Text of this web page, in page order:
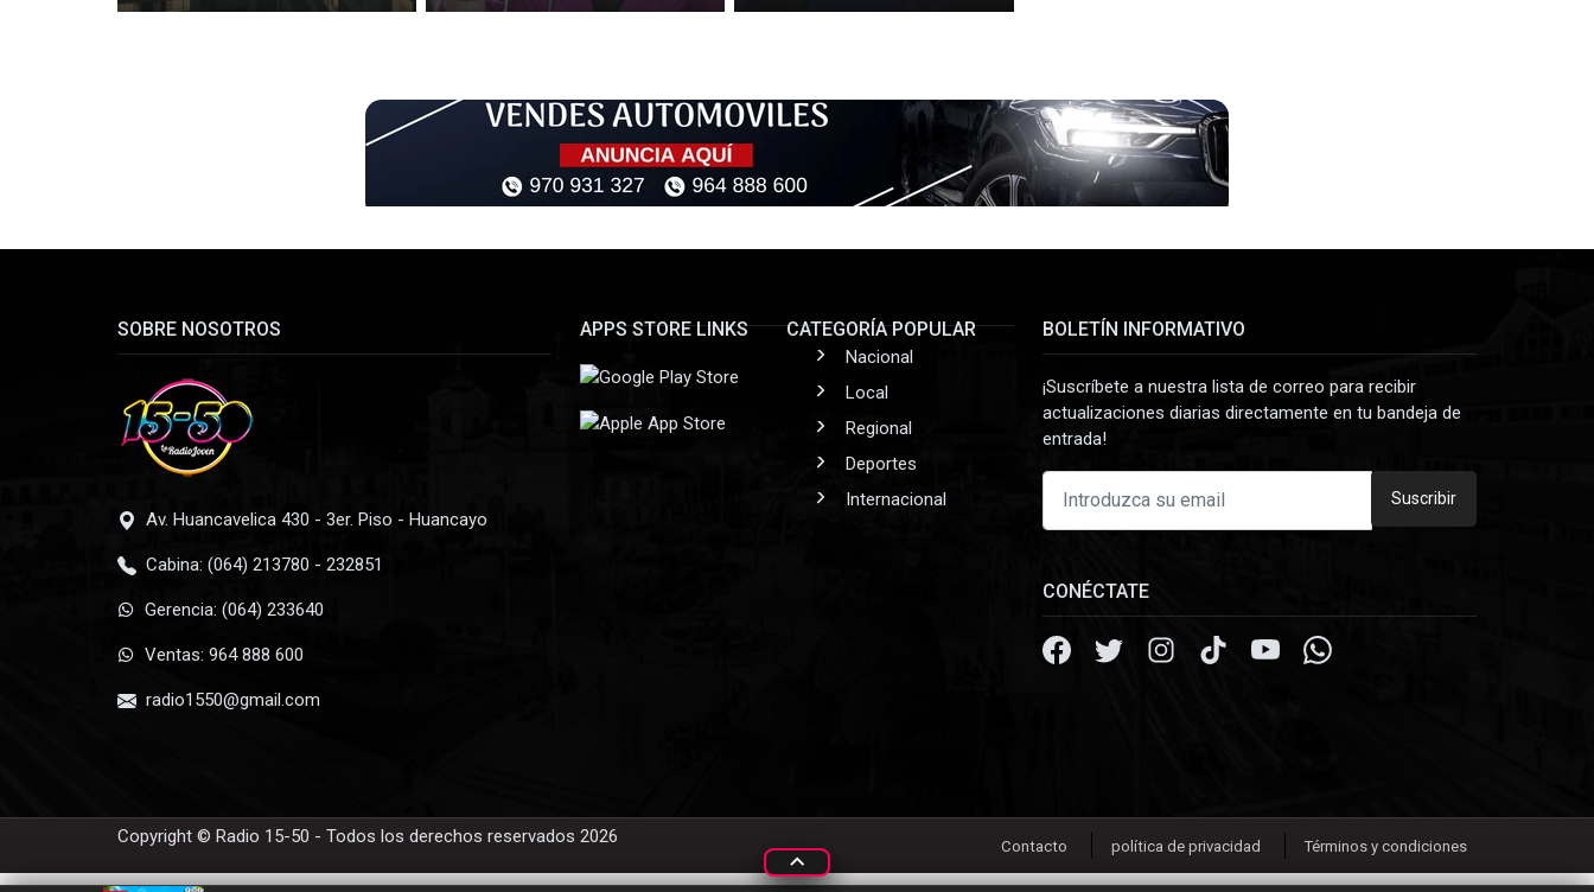
SOBRE NOSOTROS
Av. Huancavelica 430 - 3er. Piso - Huancayo
Cabina: (064) 213780 - 232851
Gerencia: (064) 233640
Ventas: 964 888 600
radio1550@gmail.com
APPS STORE LINKS CATEGORÍA POPULAR
Nacional
Local
Regional
Deportes
Internacional
BOLETÍN INFORMATIVO
¡Suscríbete a nuestra lista de correo para recibir
actualizaciones diarias directamente en tu bandeja de
entrada!
Suscribir
CONÉCTATE
Copyright © Radio 15-50 - Todos los derechos reservados 2026 Contacto política de privacidad Términos y condiciones